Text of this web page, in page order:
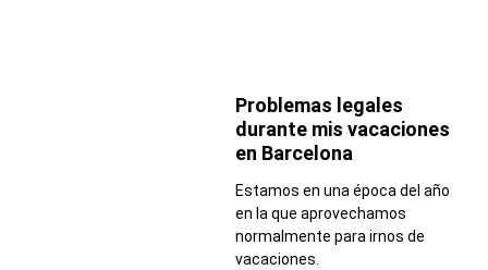
Problemas legales
durante mis vacaciones
en Barcelona
Estamos en una época del año
en la que aprovechamos
normalmente para irnos de
vacaciones.